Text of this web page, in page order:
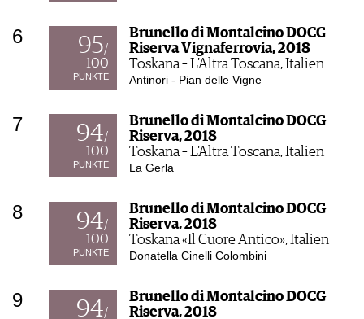
6 95/
100
PUNKTE
Brunello di Montalcino DOCG
Riserva Vignaferrovia, 2018
Toskana – L'Altra Toscana, Italien
Antinori - Pian delle Vigne
7 94/
100
PUNKTE
Brunello di Montalcino DOCG
Riserva, 2018
Toskana – L'Altra Toscana, Italien
La Gerla
8 94/
100
PUNKTE
Brunello di Montalcino DOCG
Riserva, 2018
Toskana «Il Cuore Antico», Italien
Donatella Cinelli Colombini
9 94/
Brunello di Montalcino DOCG
Riserva, 2018